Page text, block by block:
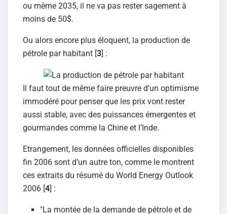
ou même 2035, il ne va pas rester sagement à
moins de 50$.
Ou alors encore plus éloquent, la production de
pétrole par habitant [3] :
Il faut tout de même faire preuvre d’un optimisme
immodéré pour penser que les prix vont rester
aussi stable, avec des puissances émergentes et
gourmandes comme la Chine et l’Inde.
Etrangement, les données officielles disponibles
fin 2006 sont d’un autre ton, comme le montrent
ces extraits du résumé du World Energy Outlook
2006 [4] :
"La montée de la demande de pétrole et de